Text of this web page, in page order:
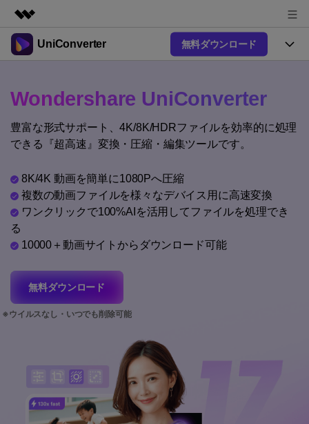
製品
ユーティリティ
概要
ソリューション
プラン＆価格
サポート
UniConverter 無料ダウンロード
UniConverter-動画変換ソフト
UniConverter Windows版
音声をテキストに
確かつ便利にテキストに変換
New
【簡単】複数の動画ファイルを
Hot
オンラインツール
オンライン動画圧縮ツール
動画・画像の無料圧縮
オンライン動画変換ツール
動画・音声・画像の無料変換
Hot
Ver17へアップグレード
使い方&コツ
操作ガイド
特集ページ
サポート
サポートセンター
バージョン履歴
search
Wondershare UniConverter
豊富な形式サポート、4K/8K/HDRファイルを効率的に処理
できる『超高速』変換・圧縮・編集ツールです。
8K/4K 動画を簡単に1080Pへ圧縮
複数の動画ファイルを様々なデバイス用に高速変換
ワンクリックで100%AIを活用してファイルを処理でき
る
10000＋動画サイトからダウンロード可能
無料ダウンロード